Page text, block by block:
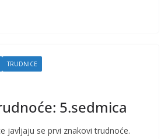
TRUDNICE
5.sedmica
javljaju se prvi znakovi trudnoće.